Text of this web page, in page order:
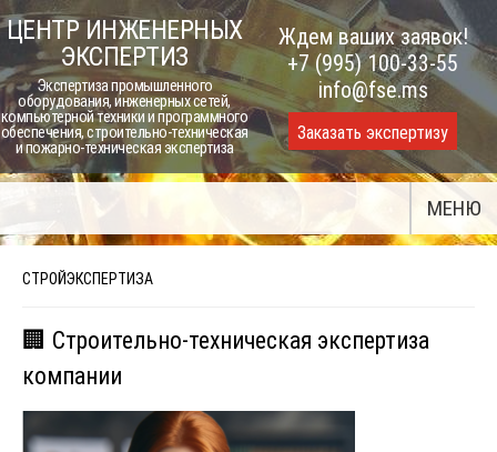
Skip
to
content
ЦЕНТР ИНЖЕНЕРНЫХ
ЭКСПЕРТИЗ
Экспертиза промышленного
оборудования, инженерных сетей,
компьютерной техники и программного
обеспечения, строительно-техническая
и пожарно-техническая экспертиза
Ждем ваших заявок!
+7 (995) 100-33-55
info@fse.ms
Заказать экспертизу
МЕНЮ
СТРОЙЭКСПЕРТИЗА
🏢 Строительно-техническая экспертиза
компании